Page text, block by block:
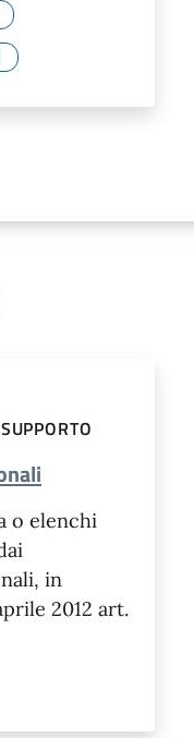
o elenchi
in
2012 art.